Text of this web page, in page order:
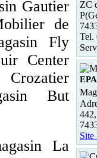
Gautier
de
Fly
Center
But
La
ZC
Tel.
Site